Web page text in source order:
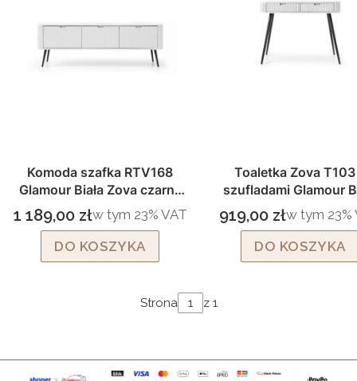
Komoda szafka RTV168
Glamour Biała Zova czarne
nogi
Cena brutto
1 189,00 złw tym %s VAT
w tym 23% VAT
DO KOSZYKA
Toaletka Zova
szufladami Glamour
czarne nogi
Cena brutto
919,00 złw tym %s
w tym 23%
DO KOSZYKA
Strona z 1